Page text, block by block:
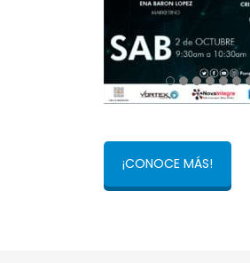
¡CONOCE MÁS!